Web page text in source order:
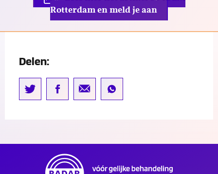
Rotterdam en meld je aan
Delen: